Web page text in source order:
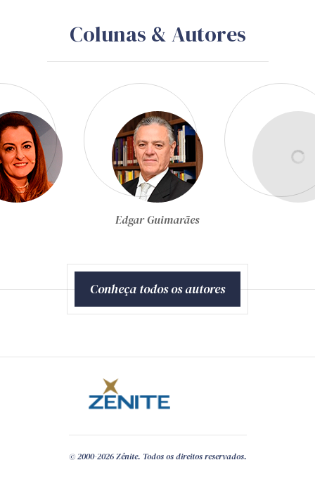
Colunas & Autores
Egon Bockmann Moreira
Conheça todos os autores
© 2000-2026 Zênite. Todos os direitos reservados.